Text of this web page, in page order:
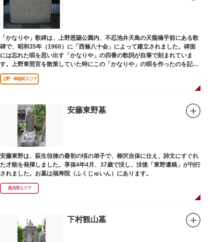
「かなりや」歌碑は、上野恩賜公園内、不忍池弁天島の天龍橋手前にある歌
碑で、昭和35年（1960）に「西條八十会」によって建立されました。碑面
には忘れた唄を思い出す「かなりや」の四番の歌詞が自筆で刻まれていま
す。上野東照宮を散策していた時にこの「かなりや」の唄を作ったのを記念
してこの地に建てられました。
上野・御徒町エリア
安藤東野墓
安藤東野は、荻生徂徠の最初の頃の弟子で、柳沢吉保に仕え、詩文にすぐれ
た才能を発揮しました。享保4年4月、37歳で没し、没後「東野遺稿」が刊行
されました。お墓は福寿院（ふくじゅいん）にあります。
奥浅草エリア
下村観山墓